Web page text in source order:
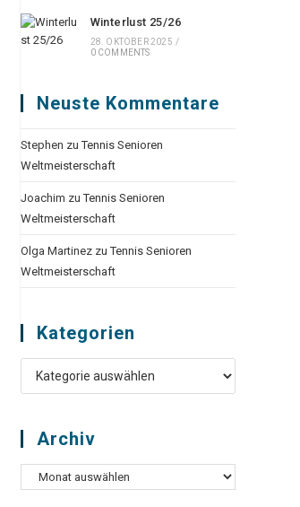
Winterlust 25/26
28. OKTOBER 2025 /
0 COMMENTS
Neuste Kommentare
Stephen zuTennis Senioren
Weltmeisterschaft
Joachim zuTennis Senioren
Weltmeisterschaft
Olga Martinez zuTennis Senioren
Weltmeisterschaft
Kategorien
Archiv